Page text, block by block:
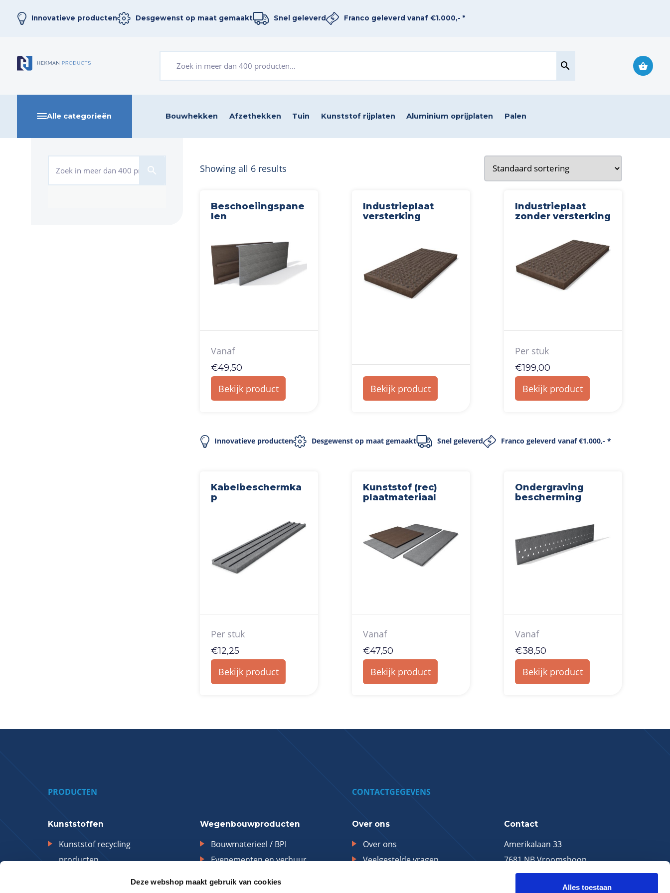
Deze webshop maakt gebruik van cookies
Alles toestaan
Innovatieve producten Desgewenst op maat gemaakt Snel geleverd Franco geleverd vanaf €1.000,- *
search
Alle categorieën Bouwhekken Afzethekken Tuin Kunststof rijplaten Aluminium oprijplaten Palen
search Showing all 6 results
Beschoeiingspane
len
Vanaf
€49,50
Bekijk product
Industrieplaat
versterking
Bekijk product
Industrieplaat
zonder versterking
Per stuk
€199,00
Bekijk product
Innovatieve producten Desgewenst op maat gemaakt Snel geleverd Franco geleverd vanaf €1.000,- *
Kabelbeschermka
p
Per stuk
€12,25
Bekijk product
Kunststof (rec)
plaatmateriaal
Vanaf
€47,50
Bekijk product
Ondergraving
bescherming
Vanaf
€38,50
Bekijk product
PRODUCTEN
Kunststoffen
Kunststof recycling
producten
Wegenbouwproducten
Bouwmaterieel / BPI
Evenementen en verhuur
CONTACTGEGEVENS
Over ons
Over ons
Veelgestelde vragen
Contact
Amerikalaan 33
7681 NB Vroomshoop
0546-645889